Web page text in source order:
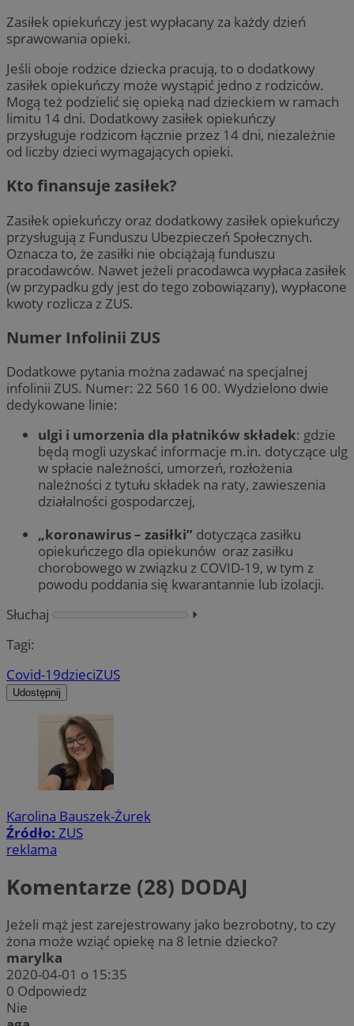
Zasiłek opiekuńczy jest wypłacany za każdy dzień
sprawowania opieki.
Jeśli oboje rodzice dziecka pracują, to o dodatkowy
zasiłek opiekuńczy może wystąpić jedno z rodziców.
Mogą też podzielić się opieką nad dzieckiem w ramach
limitu 14 dni. Dodatkowy zasiłek opiekuńczy
przysługuje rodzicom łącznie przez 14 dni, niezależnie
od liczby dzieci wymagających opieki.
Kto finansuje zasiłek?
Zasiłek opiekuńczy oraz dodatkowy zasiłek opiekuńczy
przysługują z Funduszu Ubezpieczeń Społecznych.
Oznacza to, że zasiłki nie obciążają funduszu
pracodawców. Nawet jeżeli pracodawca wypłaca zasiłek
(w przypadku gdy jest do tego zobowiązany), wypłacone
kwoty rozlicza z ZUS.
Numer Infolinii ZUS
Dodatkowe pytania można zadawać na specjalnej
infolinii ZUS. Numer: 22 560 16 00. Wydzielono dwie
dedykowane linie:
ulgi i umorzenia dla płatników składek: gdzie
będą mogli uzyskać informacje m.in. dotyczące ulg
w spłacie należności, umorzeń, rozłożenia
należności z tytułu składek na raty, zawieszenia
działalności gospodarczej,
„koronawirus – zasiłki” dotycząca zasiłku
opiekuńczego dla opiekunów oraz zasiłku
chorobowego w związku z COVID-19, w tym z
powodu poddania się kwarantannie lub izolacji.
Słuchaj
⏵︎
Tagi:
Covid-19dzieciZUS
Udostępnij
Karolina Bauszek-Żurek
Źródło: ZUS
reklama
Komentarze (28) DODAJ
Jeżeli mąż jest zarejestrowany jako bezrobotny, to czy
żona może wziąć opiekę na 8 letnie dziecko?
marylka
2020-04-01 o 15:35
0 Odpowiedz
Nie